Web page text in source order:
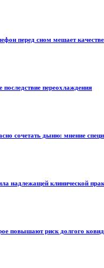
перед сном мешает
последствие переохлаждения
сочетать дыню: мнение
надлежащей клинической
повышают риск долгого